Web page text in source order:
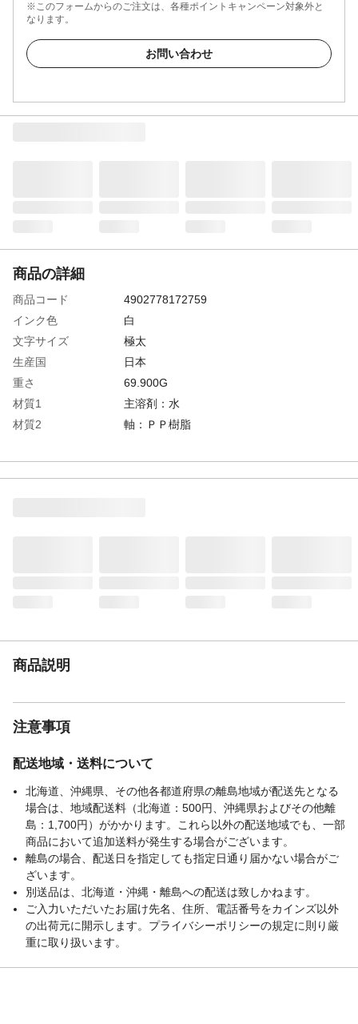
※このフォームからのご注文は、各種ポイントキャンペーン対象外と
なります。
お問い合わせ
商品の詳細
商品コード
4902778172759
インク色
白
文字サイズ
極太
生産国
日本
重さ
69.900G
材質1
主溶剤：水
材質2
軸：ＰＰ樹脂
商品説明
注意事項
配送地域・送料について
北海道、沖縄県、その他各都道府県の離島地域が配送先となる
場合は、地域配送料（北海道：500円、沖縄県およびその他離
島：1,700円）がかかります。これら以外の配送地域でも、一部
商品において追加送料が発生する場合がございます。
離島の場合、配送日を指定しても指定日通り届かない場合がご
ざいます。
別送品は、北海道・沖縄・離島への配送は致しかねます。
ご入力いただいたお届け先名、住所、電話番号をカインズ以外
の出荷元に開示します。プライバシーポリシーの規定に則り厳
重に取り扱います。